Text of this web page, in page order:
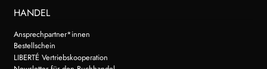
HANDEL
Ansprechpartner*innen
Bestellschein
LIBERTÉ Vertriebskooperation